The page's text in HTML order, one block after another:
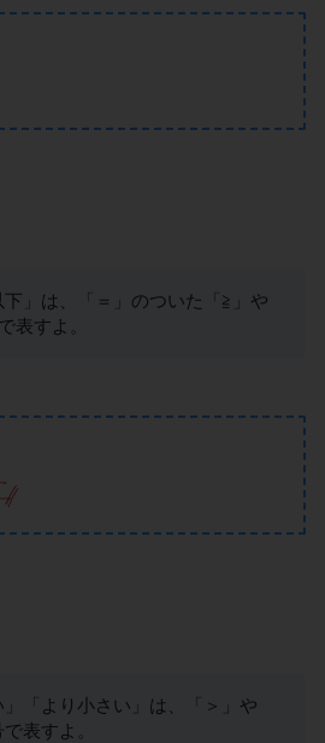
下」は、「＝」のついた「≧」や
表すよ。
」「より小さい」は、「＞」や
表すよ。